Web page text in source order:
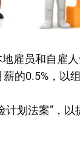
雇员和自雇
的0.5%，以
计划法案”，